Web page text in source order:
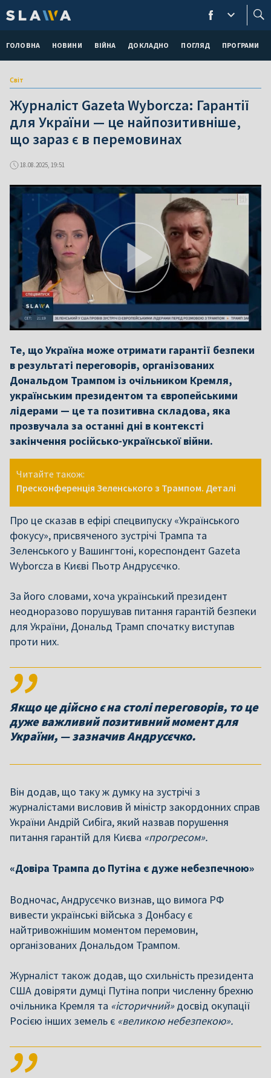
ГОЛОВНА НОВИНИ ВІЙНА ДОКЛАДНО ПОГЛЯД ПРОГРАМИ
Світ
Журналіст Gazeta Wyborcza: Гарантії
для України — це найпозитивніше,
що зараз є в перемовинах
18.08.2025, 19:51
Те, що Україна може отримати гарантії безпеки
в результаті переговорів, організованих
Дональдом Трампом із очільником Кремля,
українським президентом та європейськими
лідерами — це та позитивна складова, яка
прозвучала за останні дні в контексті
закінчення російсько-української війни.
Читайте також:
Пресконференція Зеленського з Трампом. Деталі
Про це сказав в ефірі спецвипуску «Українського
фокусу», присвяченого зустрічі Трампа та
Зеленського у Вашингтоні, кореспондент Gazeta
Wyborcza в Києві Пьотр Андрусєчко.
За його словами, хоча український президент
неодноразово порушував питання гарантій безпеки
для України, Дональд Трамп спочатку виступав
проти них.
Якщо це дійсно є на столі переговорів, то це
дуже важливий позитивний момент для
України, — зазначив Андрусєчко.
Він додав, що таку ж думку на зустрічі з
журналістами висловив й міністр закордонних справ
України Андрій Сибіга, який назвав порушення
питання гарантій для Києва «прогресом».
«Довіра Трампа до Путіна є дуже небезпечною»
Водночас, Андрусєчко визнав, що вимога РФ
вивести українські війська з Донбасу є
найтривожнішим моментом перемовин,
організованих Дональдом Трампом.
Журналіст також додав, що схильність президента
США довіряти думці Путіна попри численну брехню
очільника Кремля та «історичний» досвід окупації
Росією інших земель є «великою небезпекою».